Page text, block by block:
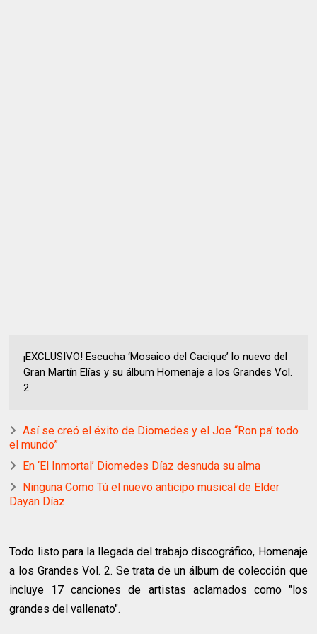
¡EXCLUSIVO! Escucha ‘Mosaico del Cacique’ lo nuevo del
Gran Martín Elías y su álbum Homenaje a los Grandes Vol.
2
Así se creó el éxito de Diomedes y el Joe “Ron pa’ todo
el mundo”
En ‘El Inmortal’ Diomedes Díaz desnuda su alma
Ninguna Como Tú el nuevo anticipo musical de Elder
Dayan Díaz
Todo listo para la llegada del trabajo discográfico, Homenaje
a los Grandes Vol. 2. Se trata de un álbum de colección que
incluye 17 canciones de artistas aclamados como "los
grandes del vallenato".